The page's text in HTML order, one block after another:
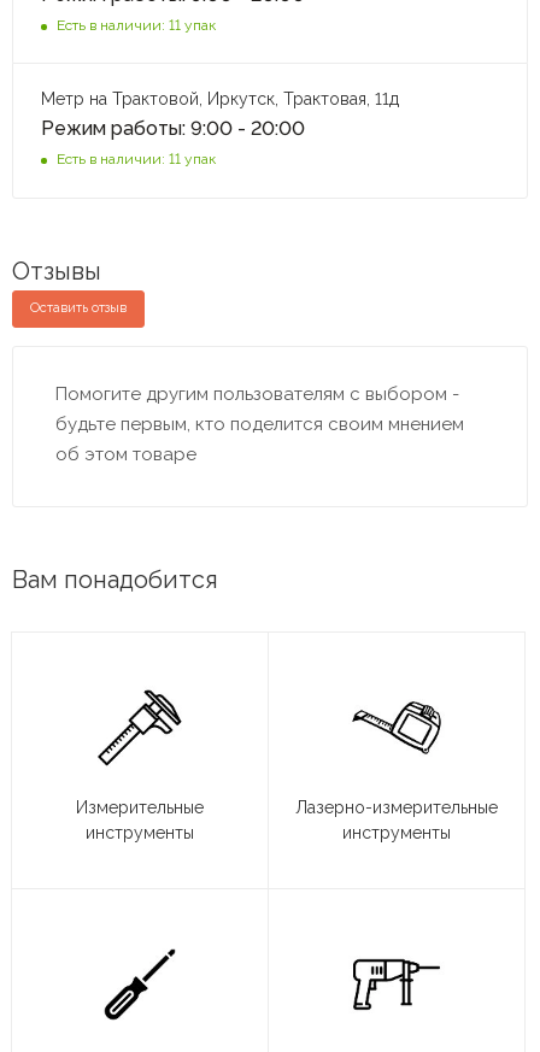
Есть в наличии: 11 упак
Метр на Трактовой, Иркутск, Трактовая, 11д
Режим работы: 9:00 - 20:00
Есть в наличии: 11 упак
Отзывы
Оставить отзыв
Помогите другим пользователям с выбором -
будьте первым, кто поделится своим мнением
об этом товаре
Вам понадобится
Измерительные
инструменты
Лазерно-измерительные
инструменты